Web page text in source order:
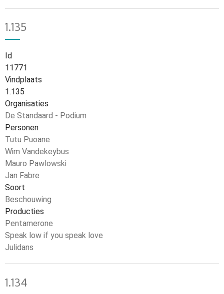
1.135
Id
11771
Vindplaats
1.135
Organisaties
De Standaard - Podium
Personen
Tutu Puoane
Wim Vandekeybus
Mauro Pawlowski
Jan Fabre
Soort
Beschouwing
Producties
Pentamerone
Speak low if you speak love
Julidans
1.134